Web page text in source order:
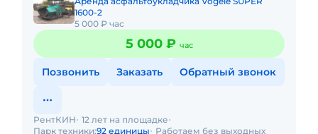
1600-2
5 000 ₽ час
5 000 ₽ час
Позвонить Заказать Обратный звонок
РентКИН 12 лет на площадке
Парк техники:92 единицы Работаем без выходных